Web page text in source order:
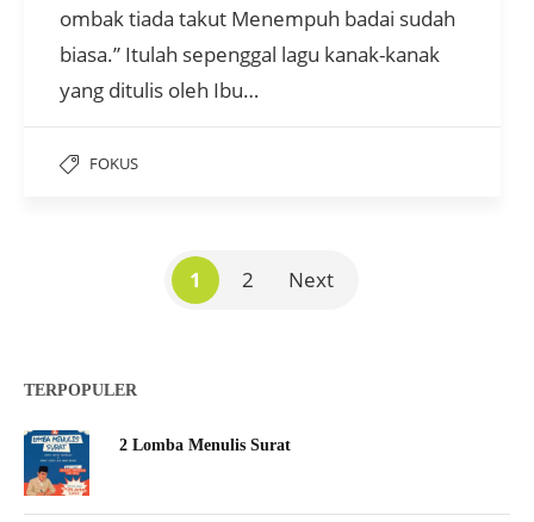
ombak tiada takut Menempuh badai sudah
biasa.” Itulah sepenggal lagu kanak-kanak
yang ditulis oleh Ibu…
FOKUS
1 2 Next
TERPOPULER
2 Lomba Menulis Surat